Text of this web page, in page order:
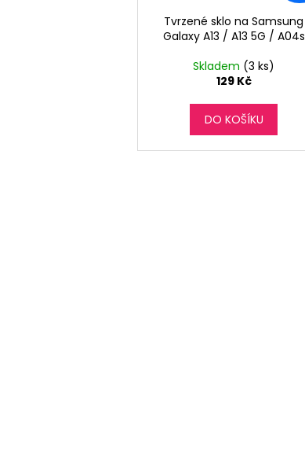
Tvrzené sklo na Samsung
Galaxy A13 / A13 5G / A04s
Skladem (3 ks)
129 Kč
DO KOŠÍKU